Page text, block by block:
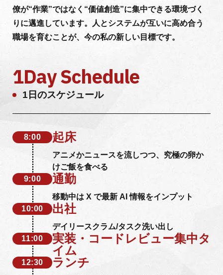
僚が“作業”ではなく“価値創造”に集中できる環境づく
りに邁進しています。人とシステムが互いに高め合う
職場を育むことが、今の私の新しい目標です。
1Day Schedule
1日のスケジュール
8:00 起床
アニメかニュースを流しつつ、究極の卵か
けご飯を食べる
9:00
通勤
移動中は X で最新 AI 情報をインプット
10:00
出社
デイリースクラム/タスク洗い出し
11:00
実装・コードレビュー集中タ
イム
12:30 ランチ